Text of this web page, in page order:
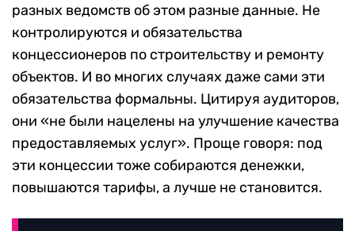
разных ведомств об этом разные данные. Не
контролируются и обязательства
концессионеров по строительству и ремонту
объектов. И во многих случаях даже сами эти
обязательства формальны. Цитируя аудиторов,
они «не были нацелены на улучшение качества
предоставляемых услуг». Проще говоря: под
эти концессии тоже собираются денежки,
повышаются тарифы, а лучше не становится.